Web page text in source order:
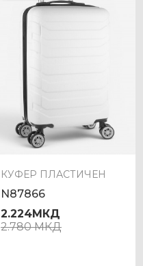
КУФЕР ПЛАСТИЧЕН
N87866
2.224МКД
2.780МКД